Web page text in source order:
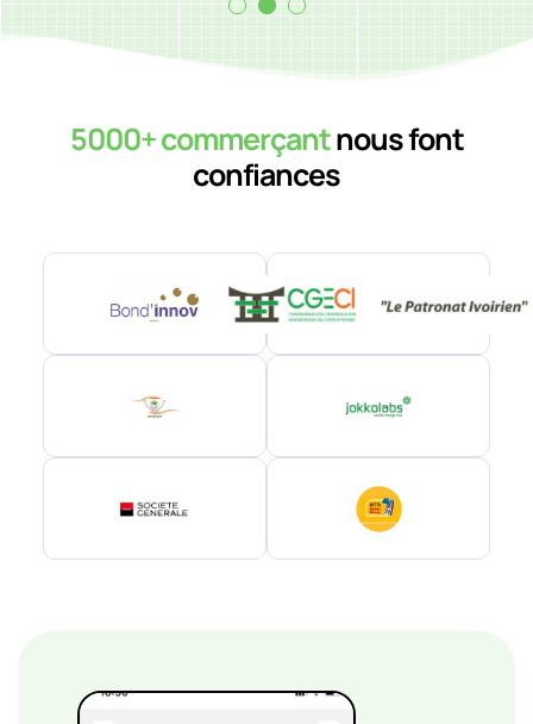
5000+ commerçantnous font
confiances